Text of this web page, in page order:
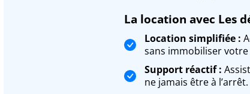
La location avec Les
Location simplifiée :
sans immobiliser votre
Support réactif :
ne jamais être à l’arrêt.